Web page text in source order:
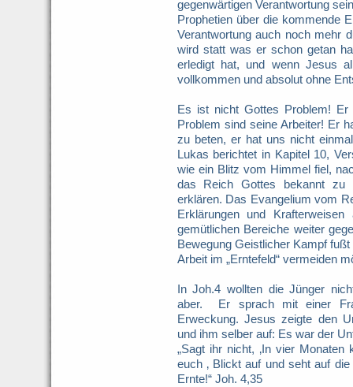
gegenwärtigen Verantwortung
Prophetien über die kommende
Verantwortung auch noch mehr
wird statt was er schon getan
erledigt hat, und wenn Jesus
vollkommen und absolut ohne
Es ist nicht Gottes Problem!
Problem sind seine Arbeiter! Er
zu beten, er hat uns nicht
Lukas berichtet in Kapitel 10,
wie ein Blitz vom Himmel fiel,
das Reich Gottes bekannt zu
erklären. Das Evangelium vom
Erklärungen und
gemütlichen Bereiche weiter
Bewegung Geistlicher Kampf
Arbeit im „Erntefeld“ vermeiden
In Joh.4 wollten die Jünger
aber. Er sprach mit einer
Erweckung. Jesus zeigte den
und ihm selber auf: Es war der
„Sagt ihr nicht, ‚In vier Monaten
euch ‚ Blickt auf und seht auf
Ernte!“ Joh. 4,35